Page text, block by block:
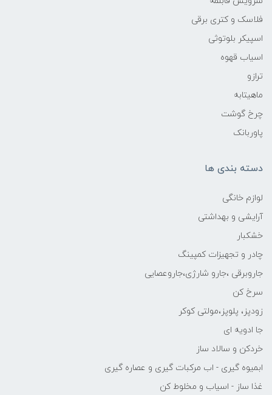
فلاسک و کتری برقی
اسپیکر بلوتوثی
اسیاب قهوه
ترازو
ماهیتابه
چرخ گوشت
پاوربانک
دسته بندی ها
لوازم خانگی
آرایشی و بهداشتی
خشکبار
چادر و تجهیزات کمپینگ
جاروبرقی ،جارو شارژی،جاروعصایی
سرخ کن
زودپز، پلوپز،مولتی کوکر
جا ادویه ای
خردکن و سالاد ساز
ابمیوه گیری - اب مرکبات گیری و عصاره گیری
غذا ساز - اسیاب و مخلوط کن